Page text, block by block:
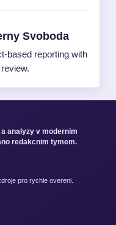
Svoboda
based reporting with
analyzy v modernim
redakcnim tymem.
pro rychle overeni.